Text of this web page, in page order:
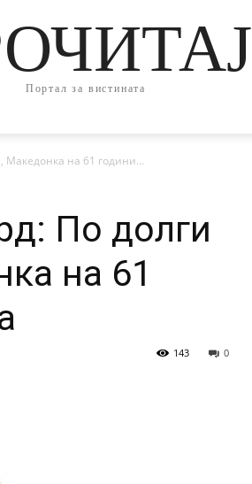
Портал за вистината
Македонка на 61 години...
По долги
на 61
0
143